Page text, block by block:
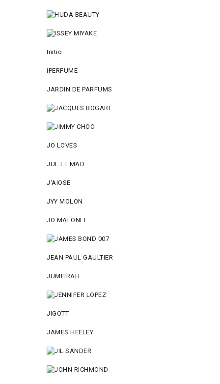
Initio
iPERFUME
JARDIN DE PARFUMS
JO LOVES
JUL ET MAD
J'AIOSE
JYY МОLON
JO MАLОNEE
JEAN PAUL GAULTIER
JUMEIRAH
JIGOTT
JAMES HEELEY